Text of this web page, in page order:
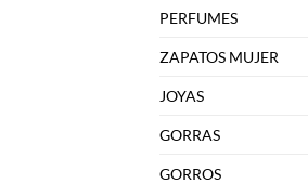
PERFUMES
ZAPATOS MUJER
JOYAS
GORRAS
GORROS